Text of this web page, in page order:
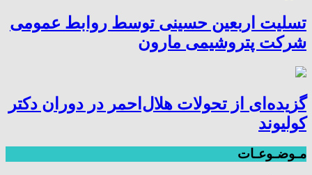
تسلیت اربعین حسینی توسط روابط عمومی
شرکت پتروشیمی مارون
گزیده‌ای از تحولات هلال‌احمر در دوران دکتر
کولیوند
مـوضـوعـات